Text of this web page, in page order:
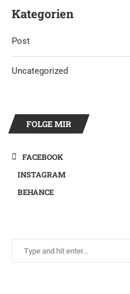
Kategorien
Post
Uncategorized
FOLGE MIR
FACEBOOK
INSTAGRAM
BEHANCE